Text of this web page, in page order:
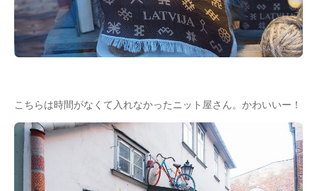
こちらは時間がなくて入れなかったニット屋さん。かわいいー！